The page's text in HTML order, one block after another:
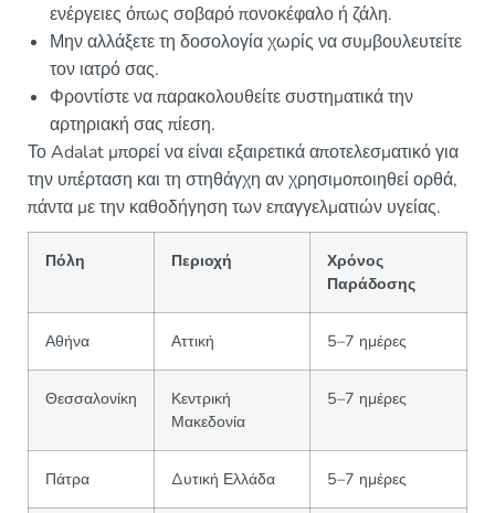
ενέργειες όπως σοβαρό πονοκέφαλο ή ζάλη.
Μην αλλάξετε τη δοσολογία χωρίς να συμβουλευτείτε
τον ιατρό σας.
Φροντίστε να παρακολουθείτε συστηματικά την
αρτηριακή σας πίεση.
Το Adalat μπορεί να είναι εξαιρετικά αποτελεσματικό για
την υπέρταση και τη στηθάγχη αν χρησιμοποιηθεί ορθά,
πάντα με την καθοδήγηση των επαγγελματιών υγείας.
Πόλη Περιοχή
Χρόνος
Παράδοσης
Αθήνα Αττική 5–7 ημέρες
Θεσσαλονίκη
Κεντρική
Μακεδονία
5–7 ημέρες
Πάτρα Δυτική Ελλάδα 5–7 ημέρες